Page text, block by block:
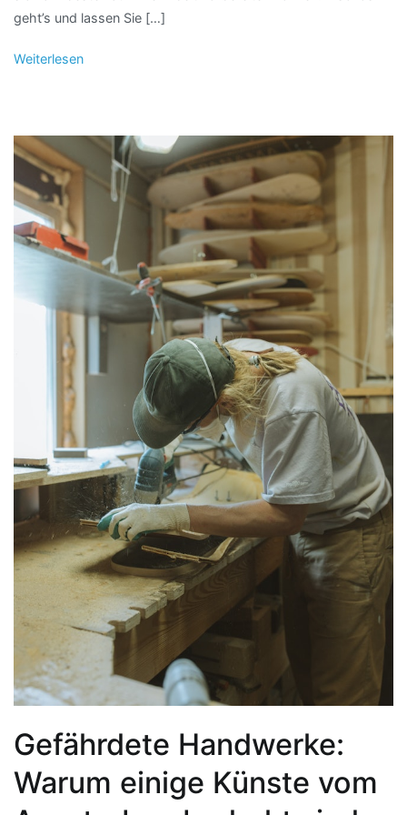
geht’s und lassen Sie […]
Weiterlesen
Gefährdete Handwerke:
Warum einige Künste vom